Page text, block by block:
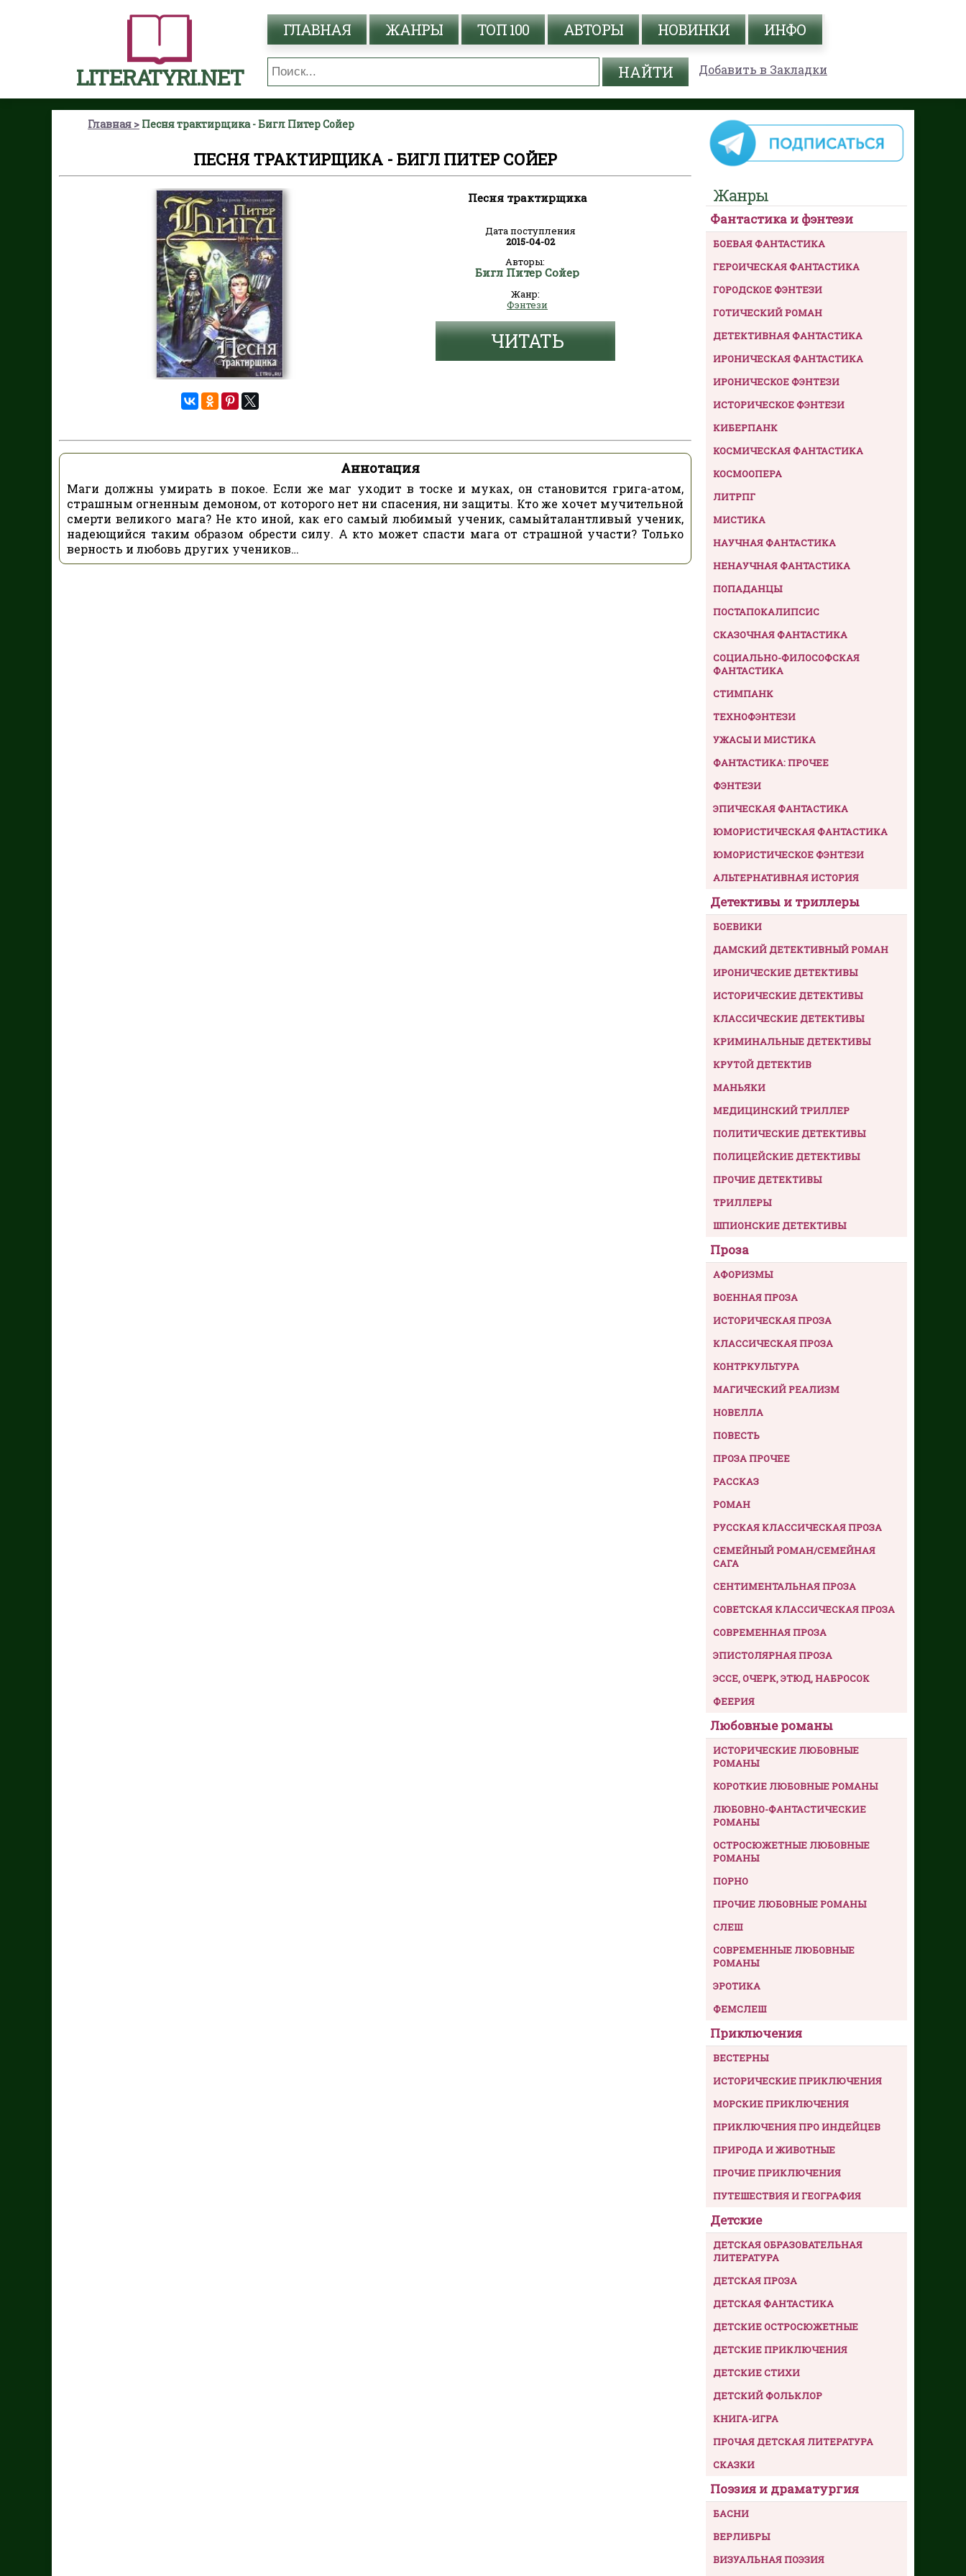
LITERATYRI.NET
ГЛАВНАЯ ЖАНРЫ ТОП 100 АВТОРЫ НОВИНКИ ИНФО
Добавить в Закладки
Главная Песня трактирщика - Бигл Питер Сойер
ПЕСНЯ ТРАКТИРЩИКА - БИГЛ ПИТЕР СОЙЕР
Песня трактирщика
Дата поступления
2015-04-02
Авторы:
Бигл Питер Сойер
Жанр:
Фэнтези
ЧИТАТЬ
Аннотация
Маги должны умирать в покое. Если же маг уходит в тоске и муках, он становится грига-атом,
страшным огненным демоном, от которого нет ни спасения, ни защиты. Кто же хочет мучительной
смерти великого мага? Не кто иной, как его самый любимый ученик, самыйталантливый ученик,
надеющийся таким образом обрести силу. А кто может спасти мага от страшной участи? Только
верность и любовь других учеников…
Жанры
Фантастика и фэнтези
БОЕВАЯ ФАНТАСТИКА
ГЕРОИЧЕСКАЯ ФАНТАСТИКА
ГОРОДСКОЕ ФЭНТЕЗИ
ГОТИЧЕСКИЙ РОМАН
ДЕТЕКТИВНАЯ ФАНТАСТИКА
ИРОНИЧЕСКАЯ ФАНТАСТИКА
ИРОНИЧЕСКОЕ ФЭНТЕЗИ
ИСТОРИЧЕСКОЕ ФЭНТЕЗИ
КИБЕРПАНК
КОСМИЧЕСКАЯ ФАНТАСТИКА
КОСМООПЕРА
ЛИТРПГ
МИСТИКА
НАУЧНАЯ ФАНТАСТИКА
НЕНАУЧНАЯ ФАНТАСТИКА
ПОПАДАНЦЫ
ПОСТАПОКАЛИПСИС
СКАЗОЧНАЯ ФАНТАСТИКА
СОЦИАЛЬНО-ФИЛОСОФСКАЯ
ФАНТАСТИКА
СТИМПАНК
ТЕХНОФЭНТЕЗИ
УЖАСЫ И МИСТИКА
ФАНТАСТИКА: ПРОЧЕЕ
ФЭНТЕЗИ
ЭПИЧЕСКАЯ ФАНТАСТИКА
ЮМОРИСТИЧЕСКАЯ ФАНТАСТИКА
ЮМОРИСТИЧЕСКОЕ ФЭНТЕЗИ
АЛЬТЕРНАТИВНАЯ ИСТОРИЯ
Детективы и триллеры
БОЕВИКИ
ДАМСКИЙ ДЕТЕКТИВНЫЙ РОМАН
ИРОНИЧЕСКИЕ ДЕТЕКТИВЫ
ИСТОРИЧЕСКИЕ ДЕТЕКТИВЫ
КЛАССИЧЕСКИЕ ДЕТЕКТИВЫ
КРИМИНАЛЬНЫЕ ДЕТЕКТИВЫ
КРУТОЙ ДЕТЕКТИВ
МАНЬЯКИ
МЕДИЦИНСКИЙ ТРИЛЛЕР
ПОЛИТИЧЕСКИЕ ДЕТЕКТИВЫ
ПОЛИЦЕЙСКИЕ ДЕТЕКТИВЫ
ПРОЧИЕ ДЕТЕКТИВЫ
ТРИЛЛЕРЫ
ШПИОНСКИЕ ДЕТЕКТИВЫ
Проза
АФОРИЗМЫ
ВОЕННАЯ ПРОЗА
ИСТОРИЧЕСКАЯ ПРОЗА
КЛАССИЧЕСКАЯ ПРОЗА
КОНТРКУЛЬТУРА
МАГИЧЕСКИЙ РЕАЛИЗМ
НОВЕЛЛА
ПОВЕСТЬ
ПРОЗА ПРОЧЕЕ
РАССКАЗ
РОМАН
РУССКАЯ КЛАССИЧЕСКАЯ ПРОЗА
СЕМЕЙНЫЙ РОМАН/СЕМЕЙНАЯ
САГА
СЕНТИМЕНТАЛЬНАЯ ПРОЗА
СОВЕТСКАЯ КЛАССИЧЕСКАЯ ПРОЗА
СОВРЕМЕННАЯ ПРОЗА
ЭПИСТОЛЯРНАЯ ПРОЗА
ЭССЕ, ОЧЕРК, ЭТЮД, НАБРОСОК
ФЕЕРИЯ
Любовные романы
ИСТОРИЧЕСКИЕ ЛЮБОВНЫЕ
РОМАНЫ
КОРОТКИЕ ЛЮБОВНЫЕ РОМАНЫ
ЛЮБОВНО-ФАНТАСТИЧЕСКИЕ
РОМАНЫ
ОСТРОСЮЖЕТНЫЕ ЛЮБОВНЫЕ
РОМАНЫ
ПОРНО
ПРОЧИЕ ЛЮБОВНЫЕ РОМАНЫ
СЛЕШ
СОВРЕМЕННЫЕ ЛЮБОВНЫЕ
РОМАНЫ
ЭРОТИКА
ФЕМСЛЕШ
Приключения
ВЕСТЕРНЫ
ИСТОРИЧЕСКИЕ ПРИКЛЮЧЕНИЯ
МОРСКИЕ ПРИКЛЮЧЕНИЯ
ПРИКЛЮЧЕНИЯ ПРО ИНДЕЙЦЕВ
ПРИРОДА И ЖИВОТНЫЕ
ПРОЧИЕ ПРИКЛЮЧЕНИЯ
ПУТЕШЕСТВИЯ И ГЕОГРАФИЯ
Детские
ДЕТСКАЯ ОБРАЗОВАТЕЛЬНАЯ
ЛИТЕРАТУРА
ДЕТСКАЯ ПРОЗА
ДЕТСКАЯ ФАНТАСТИКА
ДЕТСКИЕ ОСТРОСЮЖЕТНЫЕ
ДЕТСКИЕ ПРИКЛЮЧЕНИЯ
ДЕТСКИЕ СТИХИ
ДЕТСКИЙ ФОЛЬКЛОР
КНИГА-ИГРА
ПРОЧАЯ ДЕТСКАЯ ЛИТЕРАТУРА
СКАЗКИ
Поэзия и драматургия
БАСНИ
ВЕРЛИБРЫ
ВИЗУАЛЬНАЯ ПОЭЗИЯ